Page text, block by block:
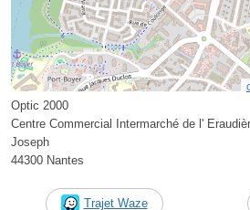
Optic 2000
Centre Commercial Intermarché de l'
Joseph
44300 Nantes
Trajet Waze